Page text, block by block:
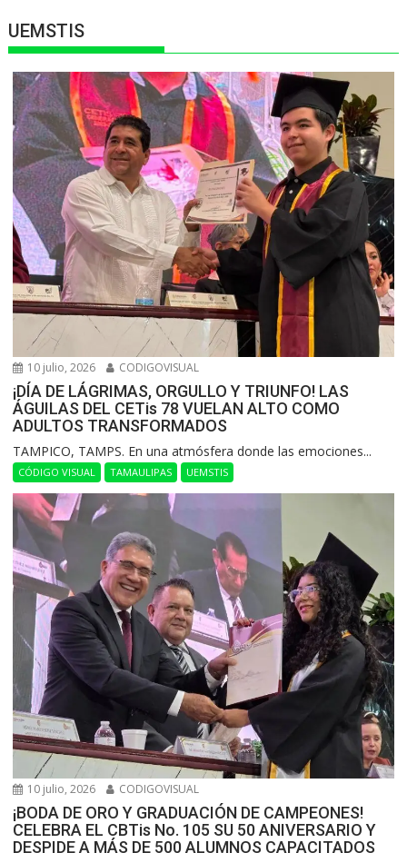
UEMSTIS
10 julio, 2026 CODIGOVISUAL
¡DÍA DE LÁGRIMAS, ORGULLO Y TRIUNFO! LAS
ÁGUILAS DEL CETis 78 VUELAN ALTO COMO
ADULTOS TRANSFORMADOS
​TAMPICO, TAMPS. En una atmósfera donde las emociones...
CÓDIGO VISUAL TAMAULIPAS UEMSTIS
10 julio, 2026 CODIGOVISUAL
¡BODA DE ORO Y GRADUACIÓN DE CAMPEONES!
CELEBRA EL CBTis No. 105 SU 50 ANIVERSARIO Y
DESPIDE A MÁS DE 500 ALUMNOS CAPACITADOS